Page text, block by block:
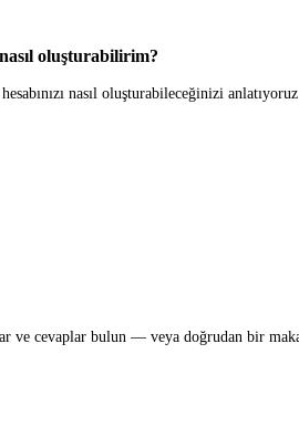
oluşturabilirim?
nasıl oluşturabileceğinizi anlatıyoruz.
ve cevaplar bulun — veya doğrudan bir